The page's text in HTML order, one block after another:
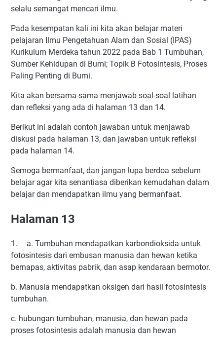
selalu semangat mencari ilmu.
Pada kesempatan kali ini kita akan belajar materi
pelajaran Ilmu Pengetahuan Alam dan Sosial (IPAS)
Kurikulum Merdeka tahun 2022 pada Bab 1 Tumbuhan,
Sumber Kehidupan di Bumi; Topik B Fotosintesis, Proses
Paling Penting di Bumi.
Kita akan bersama-sama menjawab soal-soal latihan
dan refleksi yang ada di halaman 13 dan 14.
Berikut ini adalah contoh jawaban untuk menjawab
diskusi pada halaman 13, dan jawaban untuk refleksi
pada halaman 14.
Semoga bermanfaat, dan jangan lupa berdoa sebelum
belajar agar kita senantiasa diberikan kemudahan dalam
belajar dan mendapatkan ilmu yang bermanfaat.
Halaman 13
1.
a. Tumbuhan mendapatkan karbondioksida untuk
fotosintesis dari embusan manusia dan hewan ketika
bernapas, aktivitas pabrik, dan asap kendaraan bermotor.
b. Manusia mendapatkan oksigen dari hasil fotosintesis
tumbuhan.
c. hubungan tumbuhan, manusia, dan hewan pada
proses fotosintesis adalah manusia dan hewan